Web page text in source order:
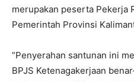
merupakan peserta Pekerja
Pemerintah Provinsi
​”Penyerahan santunan ini
BPJS Ketenagakerjaan